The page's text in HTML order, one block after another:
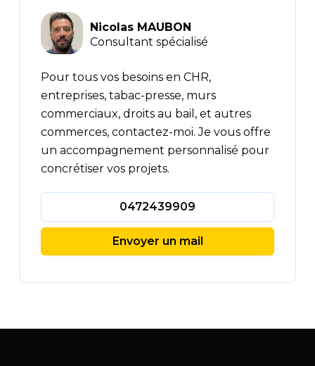
Nicolas MAUBON
Consultant spécialisé
Pour tous vos besoins en CHR,
entreprises, tabac-presse, murs
commerciaux, droits au bail, et autres
commerces, contactez-moi. Je vous offre
un accompagnement personnalisé pour
concrétiser vos projets.
0472439909
Envoyer un mail